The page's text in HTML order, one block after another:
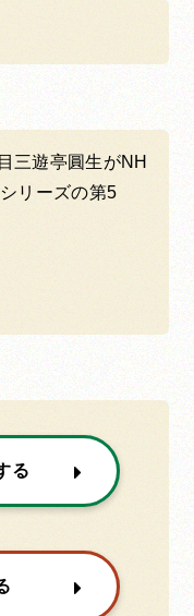
三遊亭圓生がNH
リーズの第5
る